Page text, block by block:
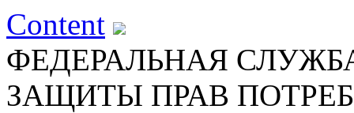
Content
ФЕДЕРАЛЬНАЯ
ЗАЩИТЫ ПРАВ